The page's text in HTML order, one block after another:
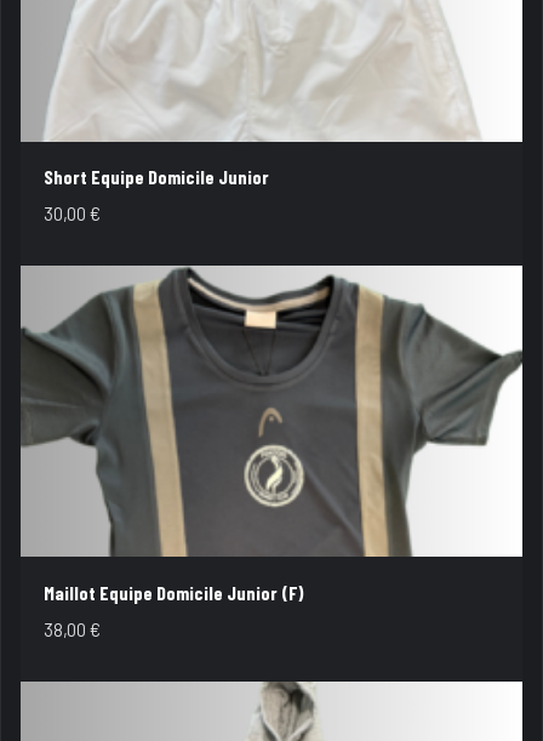
Short Equipe Domicile Junior
30,00€
Maillot Equipe Domicile Junior (F)
38,00€